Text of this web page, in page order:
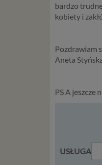
bardzo
kobiety i
Pozdrawiam
Aneta
PS A jeszcze
USŁUGA